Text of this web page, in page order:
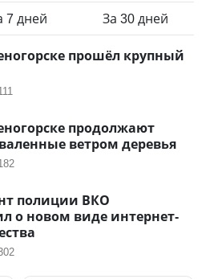
7 дней За 30 дней
прошёл крупный
продолжают
ветром деревья
полиции ВКО
о новом виде интернет-